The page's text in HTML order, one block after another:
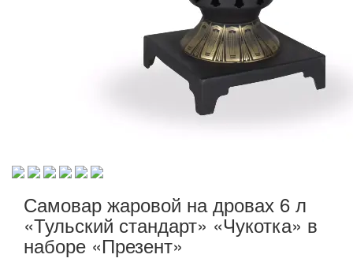
Самовар жаровой на дровах 6 л
«Тульский стандарт» «Чукотка» в
наборе «Презент»